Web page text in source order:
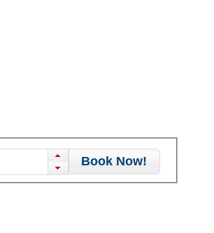
Book Now!